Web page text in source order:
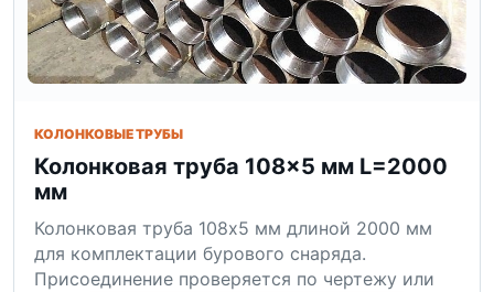
КОЛОНКОВЫЕ ТРУБЫ
Колонковая труба 108×5 мм L=2000
мм
Колонковая труба 108x5 мм длиной 2000 мм
для комплектации бурового снаряда.
Присоединение проверяется по чертежу или